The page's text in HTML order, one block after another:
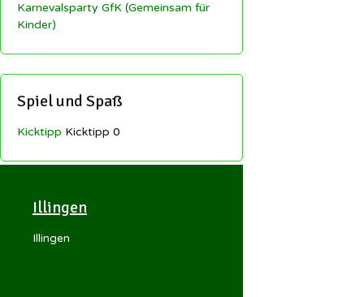
Karnevalsparty GfK (Gemeinsam für
Kinder)
Spiel und Spaß
Kicktipp Kicktipp 0
Illingen
Illingen